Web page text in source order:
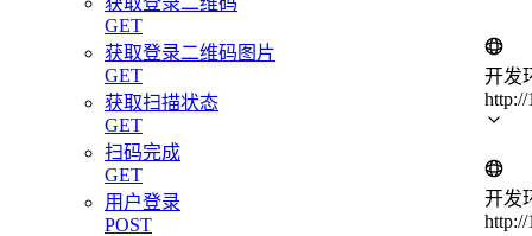
GET
获取登录二维码图片
GET
获取扫描状态
GET
扫码完成
GET
用户登录
POST
开发
http://
开发
http://